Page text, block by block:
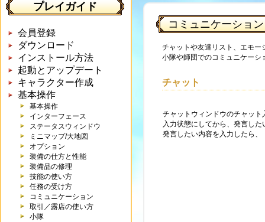
プレイガイド
会員登録
ダウンロード
インストール方法
起動とアップデート
キャラクター作成
基本操作
基本操作
インターフェース
ステータスウィンドウ
ミニマップ/大地図
オプション
装備の仕方と性能
装備品の修理
技能の使い方
任務の受け方
コミュニケーション
取引／露店の使い方
小隊
コミュニケーション
チャットや友達リスト、エモー
小隊や師団でのコミュニケーシ
チャット
チャットウィンドウのチャッ
入力状態にしてから、発言し
発言したい内容を入力したら